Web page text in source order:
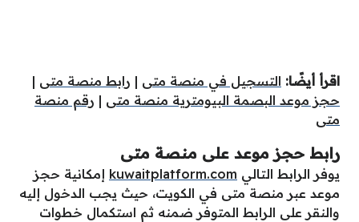
اقرأ أيضًا: التسجيل في منصة متى | رابط منصة متى |
حجز موعد البصمة البيومترية منصة متى | رقم منصة
متى
رابط حجز موعد على منصة متى
يوفر الرابط التالي kuwaitplatform.com إمكانية حجز
موعد عبر منصة متى في الكويت، حيث يجب الدخول إليه
والنقر على الرابط المتوفر ضمنه ثم استكمال خطوات